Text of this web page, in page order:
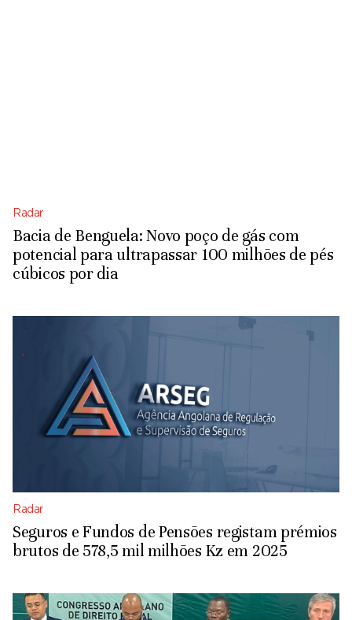
Radar
Bacia de Benguela: Novo poço de gás com
potencial para ultrapassar 100 milhões de pés
cúbicos por dia
Radar
Seguros e Fundos de Pensões registam prémios
brutos de 578,5 mil milhões Kz em 2025